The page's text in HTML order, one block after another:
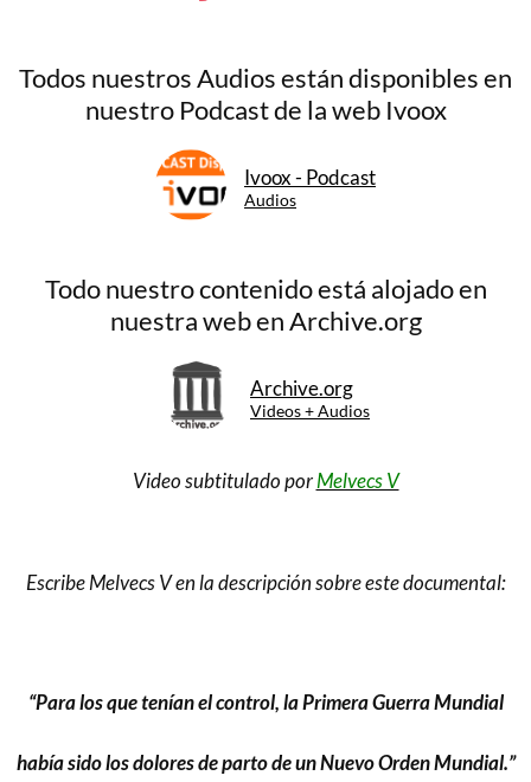
Todos nuestros Audios están disponibles en
nuestro Podcast de la web Ivoox
Ivoox - Podcast
Audios
Todo nuestro contenido está alojado en
nuestra web en Archive.org
Archive.org
Videos + Audios
Video subtitulado porMelvecs V
Escribe Melvecs V en la descripción sobre este documental:
“Para los que tenían el control, la Primera Guerra Mundial
había sido los dolores de parto de un Nuevo Orden Mundial.”